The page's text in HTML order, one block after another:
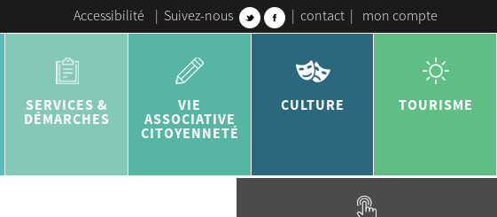
Accessibilité | Suivez-nous | contact | mon compte
SERVICES &
DÉMARCHES
VIE
ASSOCIATIVE
CITOYENNETÉ
CULTURE TOURISME